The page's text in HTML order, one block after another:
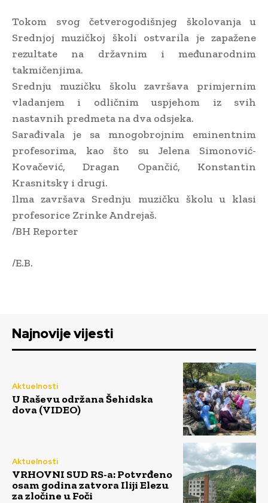
Tokom svog četverogodišnjeg školovanja u
Srednjoj muzičkoj školi ostvarila je zapažene
rezultate na državnim i međunarodnim
takmičenjima.
Srednju muzičku školu završava primjernim
vladanjem i odličnim uspjehom iz svih
nastavnih predmeta na dva odsjeka.
Sarađivala je sa mnogobrojnim eminentnim
profesorima, kao što su Jelena Simonović-
Kovačević, Dragan Opančić, Konstantin
Krasnitsky i drugi.
Ilma završava Srednju muzičku školu u klasi
profesorice Zrinke Andrejaš.
/BH Reporter
/E.B.
Najnovije vijesti
Aktuelnosti
U Raševu održana Šehidska
dova (VIDEO)
Aktuelnosti
VRHOVNI SUD RS-a: Potvrđeno
osam godina zatvora Iliji Elezu
za zločine u Foči